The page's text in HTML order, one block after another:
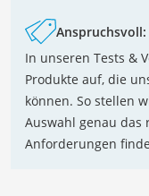
Anspruchsvoll:
In unseren Tests &
Produkte auf, die
können. So stellen
Auswahl genau
Anforderungen